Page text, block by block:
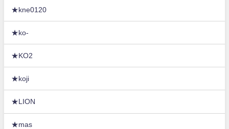
★kne0120
★ko-
★KO2
★koji
★LION
★mas